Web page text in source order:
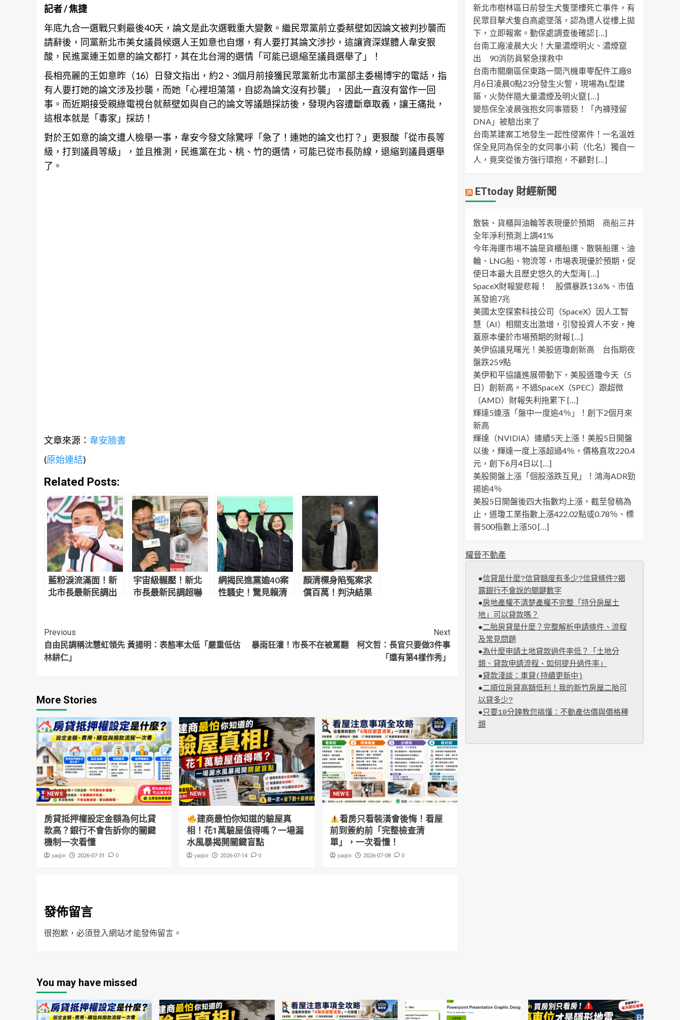
記者 / 焦捷
年底九合一選戰只剩最後40天，論文是此次選戰重大變數。繼民眾黨前立委蔡壁如因論文被判抄襲而
請辭後，同黨新北市美女議員候選人王如意也自爆，有人要打其論文涉抄，這讓資深媒體人韋安狠
酸，民進黨連王如意的論文都打，其在北台灣的選情「可能已退縮至議員選舉了」！
長相亮麗的王如意昨（16）日發文指出，約2、3個月前接獲民眾黨新北市黨部主委楊博宇的電話，指
有人要打她的論文涉及抄襲，而她「心裡坦蕩蕩，自認為論文沒有抄襲」，因此一直沒有當作一回
事。而近期接受親綠電視台就蔡壁如與自己的論文等議題採訪後，發現內容遭斷章取義，讓王痛批，
這根本就是「毒家」採訪！
對於王如意的論文遭人檢舉一事，韋安今發文除驚呼「急了！連她的論文也打？」更狠酸「從市長等
級，打到議員等級」，並且推測，民進黨在北、桃、竹的選情，可能已從市長防線，退縮到議員選舉
了。
文章來源： 韋安臉書
(原始連結)
Related Posts:
藍粉淚流滿面！新
北市長最新民調出
宇宙級輾壓！新北
市長最新民調超嚇
網揭民進黨逾40案
性騷史！驚見賴清
顏清標身陷冤案求
償百萬！判決結果
Continue
Reading
Previous
自由民調稱沈慧虹領先 黃揚明：表態率太低「嚴重低估
林耕仁」
Next
暴雨狂灌！市長不在被罵翻 柯文哲：長官只要做3件事
「還有第4樣作秀」
More Stories
NEWS
房貸抵押權設定金額為何比貸
款高？銀行不會告訴你的關鍵
機制一次看懂
yaojin 2026-07-31 0
NEWS
建商最怕你知道的驗屋真
相！花1萬驗屋值得嗎？一場漏
水風暴揭開關鍵盲點
yaojin 2026-07-14 0
NEWS
看房只看裝潢會後悔！看屋
前到簽約前「完整檢查清
單」，一次看懂！
yaojin 2026-07-08 0
發佈留言
很抱歉，必須登入網站才能發佈留言。
新北市樹林區日前發生犬隻墜樓死亡事件，有
民眾目擊犬隻自高處墜落，認為遭人從樓上拋
下，立即報案。動保處調查後確認 […]
台南工廠凌晨大火！大量濃煙明火、濃煙竄
出 90消防員緊急撲救中
台南市關廟區保東路一間汽機車零配件工廠8
月6日凌晨0點23分發生火警，現場為L型建
築，火勢伴隨大量濃煙及明火竄 […]
變態保全凌晨強抱女同事猥褻！「內褲殘留
DNA」被驗出來了
台南某建案工地發生一起性侵案件！一名溫姓
保全見同為保全的女同事小莉（化名）獨自一
人，竟突從後方強行環抱，不顧對 […]
ETtoday 財經新聞
散裝、貨櫃與油輪等表現優於預期 商船三井
全年淨利預測上調41%
今年海運市場不論是貨櫃船運、散裝船運、油
輪、LNG船、物流等，市場表現優於預期，促
使日本最大且歷史悠久的大型海 […]
SpaceX財報變悲報！ 股價暴跌13.6%、市值
蒸發逾7兆
美國太空探索科技公司（SpaceX）因人工智
慧（AI）相關支出激增，引發投資人不安，掩
蓋原本優於市場預期的財報 […]
美伊協議見曙光！美股道瓊創新高 台指期夜
盤跌259點
美伊和平協議進展帶動下，美股道瓊今天（5
日）創新高。不過SpaceX（SPEC）跟超微
（AMD）財報失利拖累下 […]
輝達5連漲「盤中一度逾4％」！創下2個月來
新高
輝達（NVIDIA）連續5天上漲！美股5日開盤
以後，輝達一度上漲超過4％，價格直攻220.4
元，創下6月4日以 […]
美股開盤上漲「個股漲跌互見」！鴻海ADR勁
揚逾4％
美股5日開盤後四大指數均上漲，截至發稿為
止，道瓊工業指數上漲422.02點或0.78％、標
普500指數上漲50 […]
耀晉不動產
●信貸是什麼?信貸額度有多少?信貸條件?揭
露銀行不會說的關鍵數字
●房地產權不清楚產權不完整「持分房屋土
地」可以貸款嗎？
●二胎房貸是什麼？完整解析申請條件、流程
及常見問題
●為什麼申請土地貸款過件率低？「土地分
類、貸款申請流程、如何提升過件率」
●貸款淺談：車貸(持續更新中)
●二順位房貸高額低利！我的新竹房屋二胎可
以貸多少?
●只要10分鐘教您搞懂：不動產估價與價格種
類
You may have missed